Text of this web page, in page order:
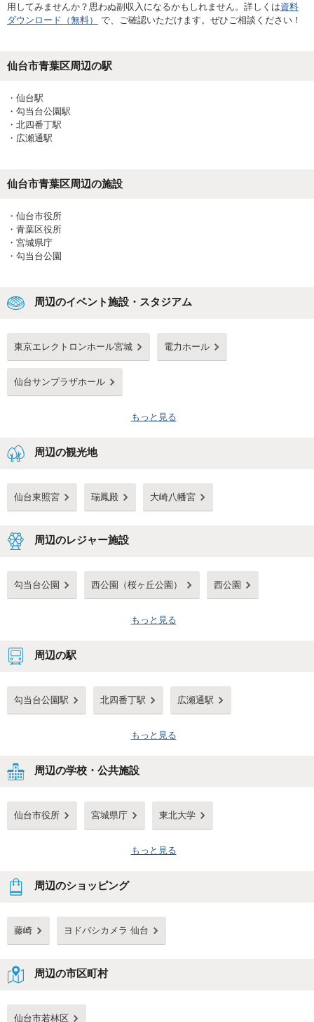
用してみませんか？思わぬ副収入になるかもしれません。詳しくは資料
ダウンロード（無料）
で、ご確認いただけます。ぜひご相談ください！
仙台市青葉区周辺の駅
・ 仙台駅
・ 勾当台公園駅
・ 北四番丁駅
・ 広瀬通駅
仙台市青葉区周辺の施設
・ 仙台市役所
・ 青葉区役所
・ 宮城県庁
・ 勾当台公園
周辺のイベント施設・スタジアム
東京エレクトロンホール宮城 電力ホール
仙台サンプラザホール
もっと見る
周辺の観光地
仙台東照宮 瑞鳳殿 大崎八幡宮
周辺のレジャー施設
勾当台公園 西公園（桜ヶ丘公園） 西公園
もっと見る
周辺の駅
勾当台公園駅 北四番丁駅 広瀬通駅
もっと見る
周辺の学校・公共施設
仙台市役所 宮城県庁 東北大学
もっと見る
周辺のショッピング
藤崎 ヨドバシカメラ 仙台
周辺の市区町村
仙台市若林区